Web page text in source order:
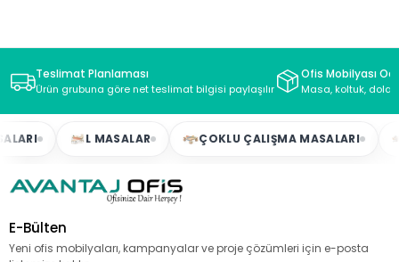
Teslimat Planlaması
Ürün grubuna göre net teslimat bilgisi paylaşılır
Ofis Mobilyası
Masa, koltuk,
L MASALAR ÇOKLU ÇALIŞMA MASALARI
E-Bülten
Yeni ofis mobilyaları, kampanyalar ve proje çözümleri için e-posta